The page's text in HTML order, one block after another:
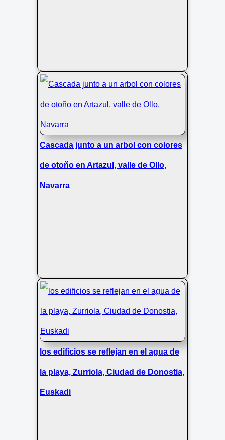
Cascada junto a un arbol con colores
de otoño en Artazul, valle de Ollo,
Navarra
los edificios se reflejan en el agua de
la playa, Zurriola, Ciudad de Donostia,
Euskadi